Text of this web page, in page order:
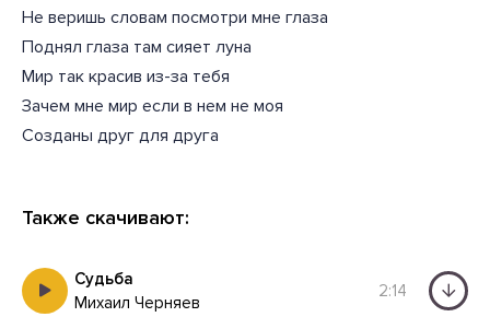
Не веришь словам посмотри мне глаза
Поднял глаза там сияет луна
Мир так красив из-за тебя
Зачем мне мир если в нем не моя
Созданы друг для друга
Также скачивают:
Судьба
Михаил Черняев
2:14